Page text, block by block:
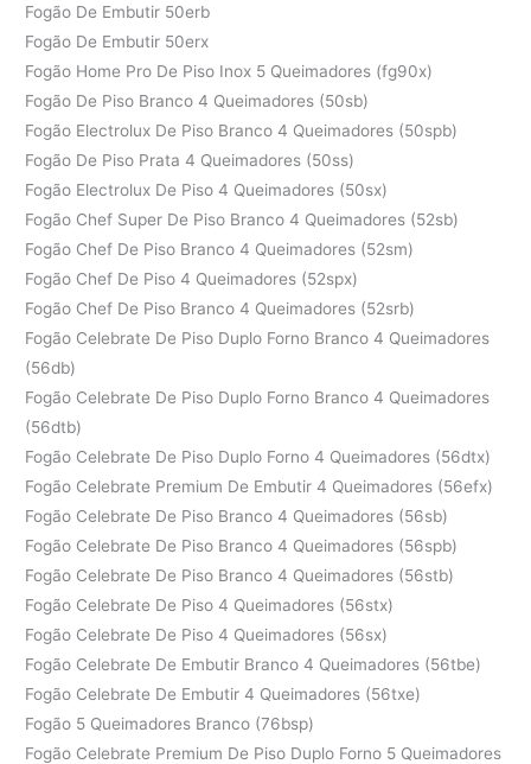
Fogão De Embutir 50erb
Fogão De Embutir 50erx
Fogão Home Pro De Piso Inox 5 Queimadores (fg90x)
Fogão De Piso Branco 4 Queimadores (50sb)
Fogão Electrolux De Piso Branco 4 Queimadores (50spb)
Fogão De Piso Prata 4 Queimadores (50ss)
Fogão Electrolux De Piso 4 Queimadores (50sx)
Fogão Chef Super De Piso Branco 4 Queimadores (52sb)
Fogão Chef De Piso Branco 4 Queimadores (52sm)
Fogão Chef De Piso 4 Queimadores (52spx)
Fogão Chef De Piso Branco 4 Queimadores (52srb)
Fogão Celebrate De Piso Duplo Forno Branco 4 Queimadores
(56db)
Fogão Celebrate De Piso Duplo Forno Branco 4 Queimadores
(56dtb)
Fogão Celebrate De Piso Duplo Forno 4 Queimadores (56dtx)
Fogão Celebrate Premium De Embutir 4 Queimadores (56efx)
Fogão Celebrate De Piso Branco 4 Queimadores (56sb)
Fogão Celebrate De Piso Branco 4 Queimadores (56spb)
Fogão Celebrate De Piso Branco 4 Queimadores (56stb)
Fogão Celebrate De Piso 4 Queimadores (56stx)
Fogão Celebrate De Piso 4 Queimadores (56sx)
Fogão Celebrate De Embutir Branco 4 Queimadores (56tbe)
Fogão Celebrate De Embutir 4 Queimadores (56txe)
Fogão 5 Queimadores Branco (76bsp)
Fogão Celebrate Premium De Piso Duplo Forno 5 Queimadores